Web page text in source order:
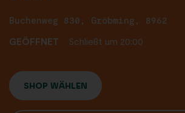
Buchenweg 830, Gröbming, 8962
GEÖFFNET
Schließt um 20:00
SHOP WÄHLEN